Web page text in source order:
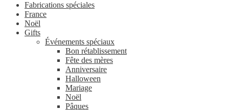
Fabrications spéciales
France
Noël
Gifts
Événements spéciaux
Bon rétablissement
Fête des mères
Anniversaire
Halloween
Mariage
Noël
Pâques